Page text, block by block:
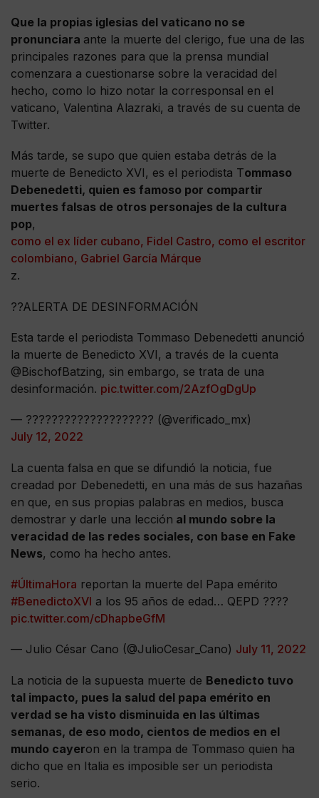
Que la propias iglesias del vaticano no se
pronunciara ante la muerte del clerigo, fue una de las
principales razones para que la prensa mundial
comenzara a cuestionarse sobre la veracidad del
hecho, como lo hizo notar la corresponsal en el
vaticano, Valentina Alazraki, a través de su cuenta de
Twitter.
Más tarde, se supo que quien estaba detrás de la
muerte de Benedicto XVI, es el periodista Tommaso
Debenedetti, quien es famoso por compartir
muertes falsas de otros personajes de la cultura
pop,
como el ex líder cubano, Fidel Castro, como el escritor
colombiano, Gabriel García Márque
z.
??ALERTA DE DESINFORMACIÓN
Esta tarde el periodista Tommaso Debenedetti anunció
la muerte de Benedicto XVI, a través de la cuenta
@BischofBatzing, sin embargo, se trata de una
desinformación. pic.twitter.com/2AzfOgDgUp
— ???????????????????? (@verificado_mx)
July 12, 2022
La cuenta falsa en que se difundió la noticia, fue
creadad por Debenedetti, en una más de sus hazañas
en que, en sus propias palabras en medios, busca
demostrar y darle una lección al mundo sobre la
veracidad de las redes sociales, con base en Fake
News, como ha hecho antes.
#ÚltimaHora reportan la muerte del Papa emérito
#BenedictoXVI a los 95 años de edad… QEPD ????
pic.twitter.com/cDhapbeGfM
— Julio César Cano (@JulioCesar_Cano) July 11, 2022
La noticia de la supuesta muerte de Benedicto tuvo
tal impacto, pues la salud del papa emérito en
verdad se ha visto disminuida en las últimas
semanas, de eso modo, cientos de medios en el
mundo cayeron en la trampa de Tommaso quien ha
dicho que en Italia es imposible ser un periodista
serio.